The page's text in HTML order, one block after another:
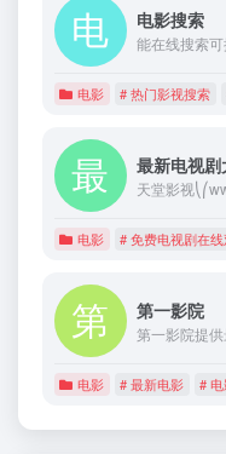
电影搜索
电影 # 热门影视搜索
最新电视剧
电影 # 免费电视剧在
第一影院
电影 # 最新电影 #